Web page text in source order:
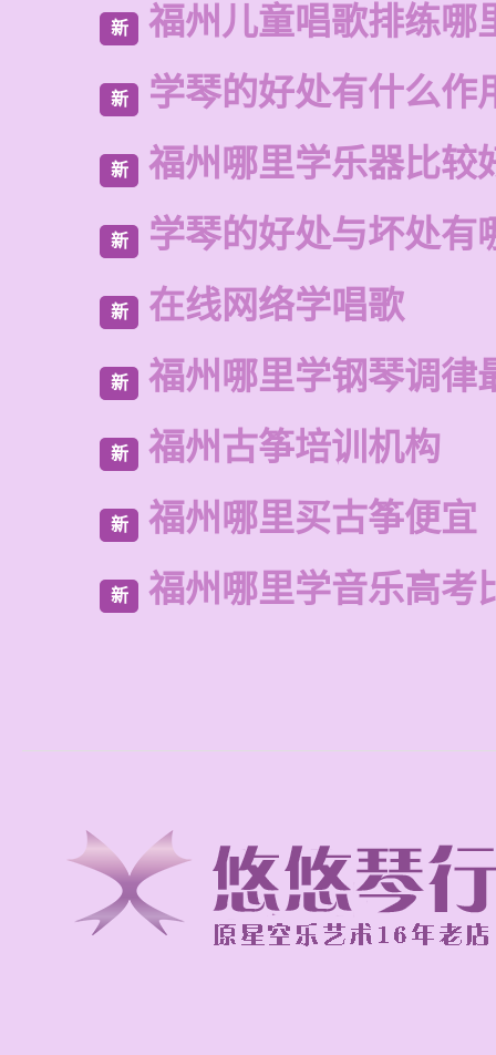
新 福州儿童唱歌排练哪
新 学琴的好处有什么作
新 福州哪里学乐器比较
新 学琴的好处与坏处有
新 在线网络学唱歌
新 福州哪里学钢琴调律
新 福州古筝培训机构
新 福州哪里买古筝便宜
新 福州哪里学音乐高考